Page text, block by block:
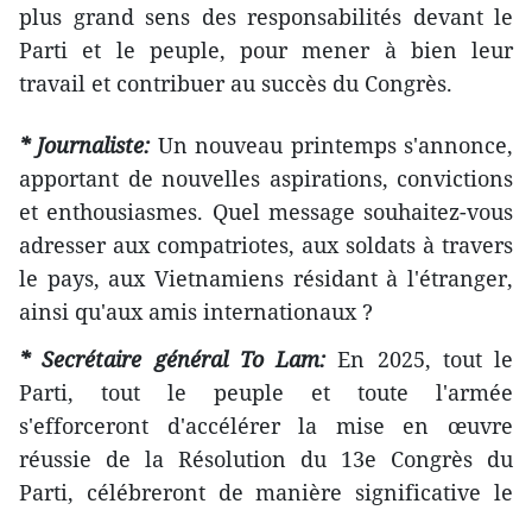
plus grand sens des responsabilités devant le
Parti et le peuple, pour mener à bien leur
travail et contribuer au succès du Congrès.
* Journaliste: Un nouveau printemps s'annonce,
apportant de nouvelles aspirations, convictions
et enthousiasmes. Quel message souhaitez-vous
adresser aux compatriotes, aux soldats à travers
le pays, aux Vietnamiens résidant à l'étranger,
ainsi qu'aux amis internationaux ?
* Secrétaire général To Lam:En 2025, tout le
Parti, tout le peuple et toute l'armée
s'efforceront d'accélérer la mise en œuvre
réussie de la Résolution du 13e Congrès du
Parti, célébreront de manière significative le